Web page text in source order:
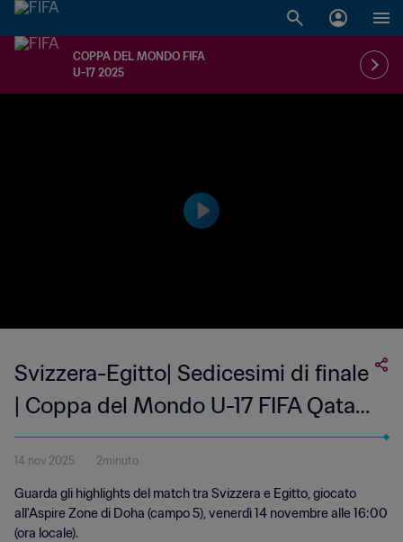
COPPA DEL MONDO FIFA
U-17 2025
Svizzera-Egitto| Sedicesimi di finale
| Coppa del Mondo U-17 FIFA Qatar
2025 | Highlights
14 nov 2025 2minuto
Guarda gli highlights del match tra Svizzera e Egitto, giocato
all'Aspire Zone di Doha (campo 5), venerdì 14 novembre alle 16:00
(ora locale).